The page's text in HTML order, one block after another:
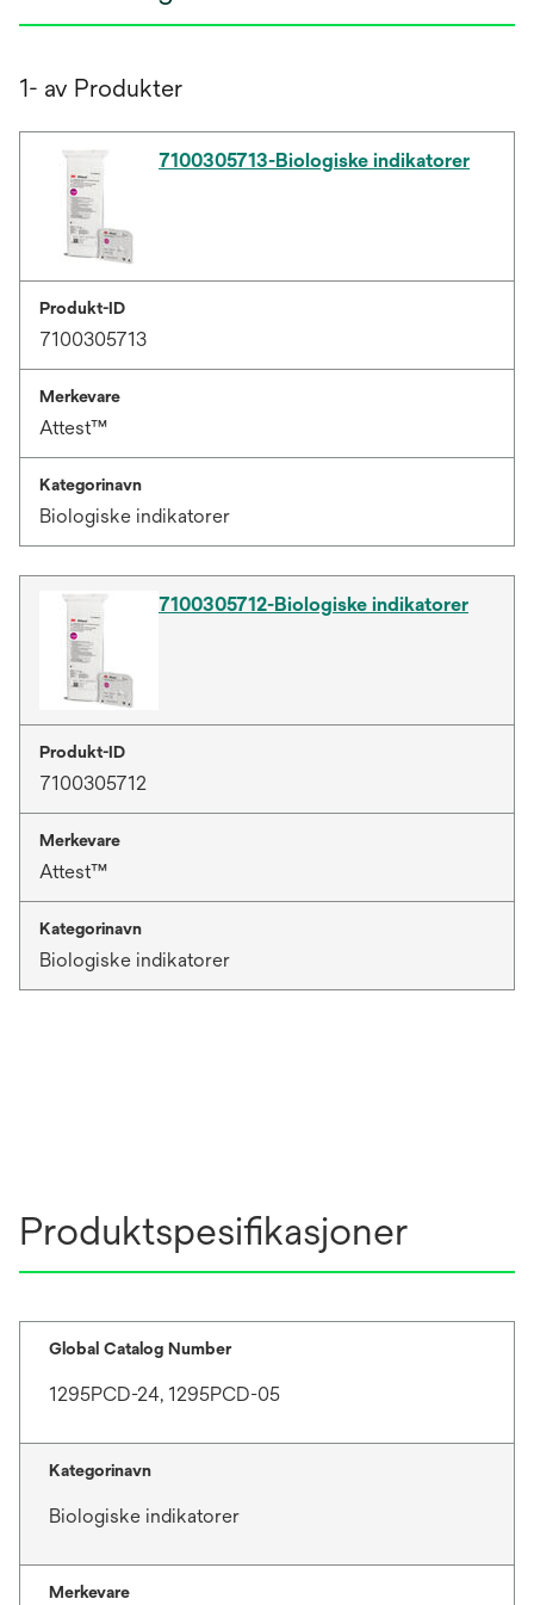
1- av Produkter
7100305713-Biologiske indikatorer
Produkt-ID
7100305713
Merkevare
Attest™
Kategorinavn
Biologiske indikatorer
7100305712-Biologiske indikatorer
Produkt-ID
7100305712
Merkevare
Attest™
Kategorinavn
Biologiske indikatorer
Produktspesifikasjoner
Global Catalog Number
1295PCD-24, 1295PCD-05
Kategorinavn
Biologiske indikatorer
Merkevare